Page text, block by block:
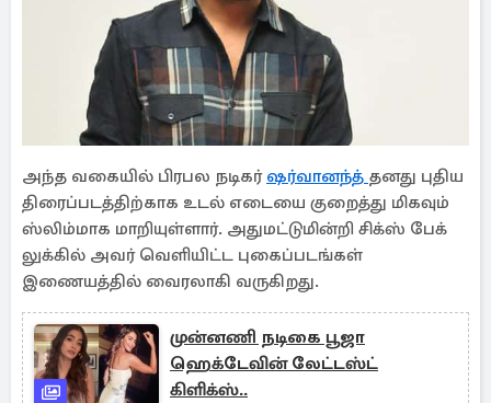
அந்த வகையில் பிரபல நடிகர் ஷர்வானந்த் தனது புதிய
திரைப்படத்திற்காக உடல் எடையை குறைத்து மிகவும்
ஸ்லிம்மாக மாறியுள்ளார். அதுமட்டுமின்றி சிக்ஸ் பேக்
லுக்கில் அவர் வெளியிட்ட புகைப்படங்கள்
இணையத்தில் வைரலாகி வருகிறது.
முன்னணி நடிகை பூஜா
ஹெக்டேவின் லேட்டஸ்ட்
கிளிக்ஸ்..